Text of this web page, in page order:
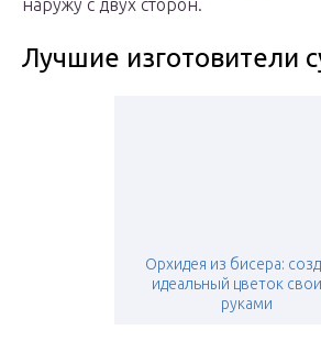
наружу с двух сторон.
Лучшие изготовители
Орхидея из бисера:
идеальный цветок
руками